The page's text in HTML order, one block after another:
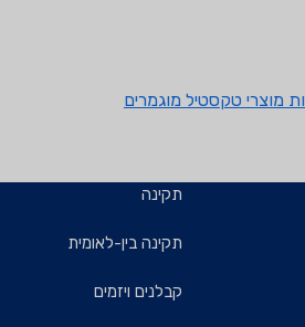
תקינה
תקינה בין-לאומית
קבלנים ויזמים